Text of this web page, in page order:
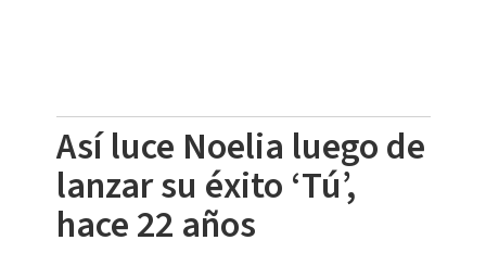
Así luce Noelia luego de
lanzar su éxito ‘Tú’,
hace 22 años